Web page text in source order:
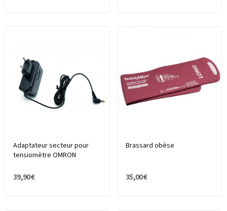
Adaptateur secteur pour
tensiomètre OMRON
39,90 €
Brassard obèse
35,00 €